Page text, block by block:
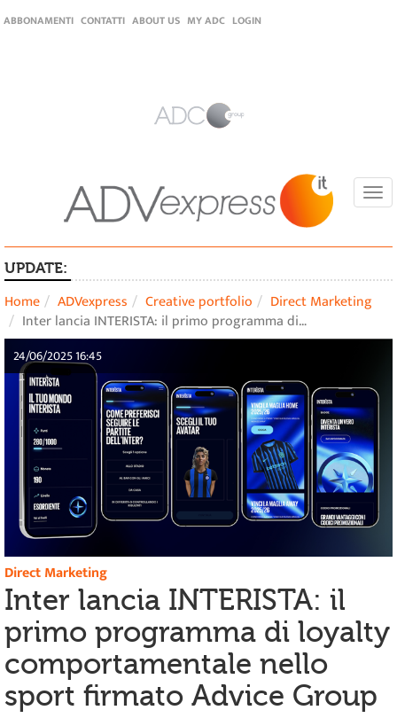
ABBONAMENTI CONTATTI ABOUT US MY ADC LOGIN
UPDATE:
Home ADVexpress Creative portfolio
Direct Marketing
Inter lancia INTERISTA: il primo programma di…
24/06/2025 16:45
Direct Marketing
Inter lancia INTERISTA: il
primo programma di loyalty
comportamentale nello
sport firmato Advice Group